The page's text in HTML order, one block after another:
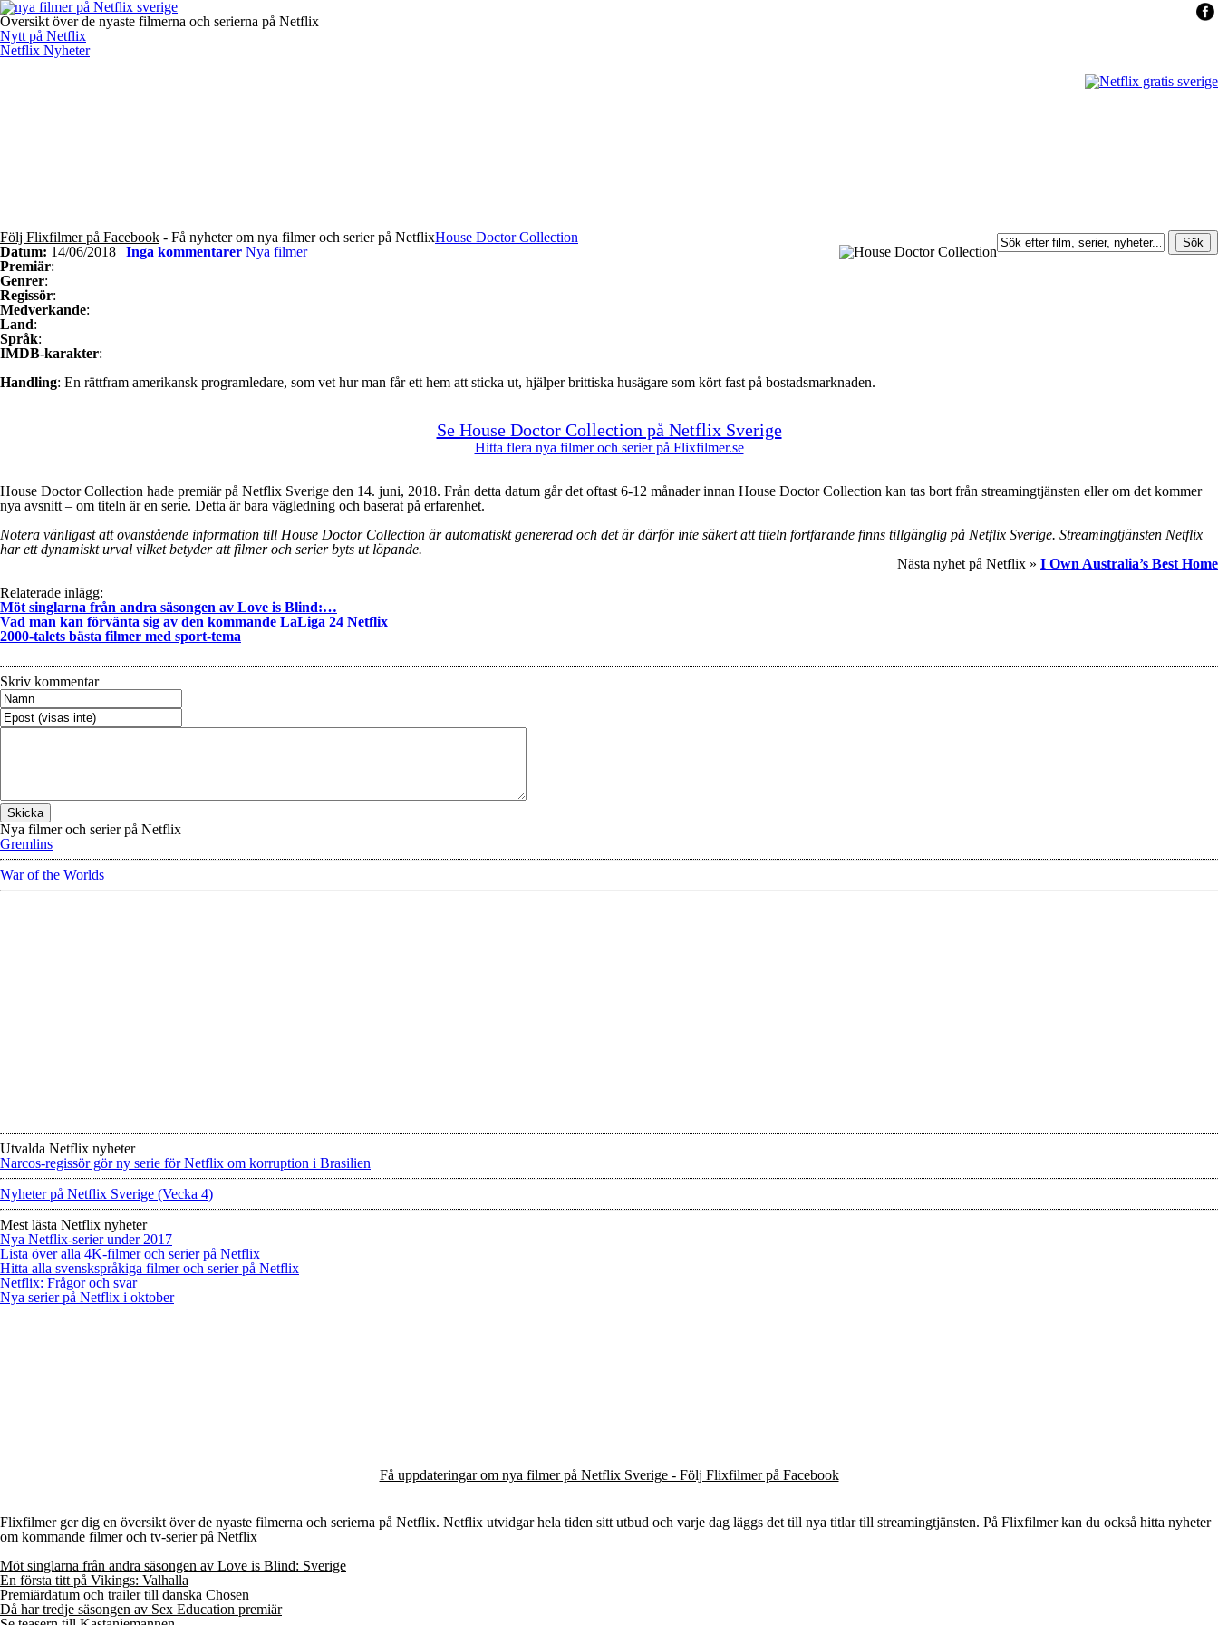
Översikt över de nyaste filmerna och serierna på Netflix
Nytt på Netflix
Netflix Nyheter
Följ Flixfilmer på Facebook - Få nyheter om nya filmer och serier på NetflixHouse Doctor Collection
Datum: 14/06/2018 | Inga kommentarer Nya filmer
Premiär:
Genrer:
Regissör:
Medverkande:
Land:
Språk:
IMDB-karakter:
Handling: En rättfram amerikansk programledare, som vet hur man får ett hem att sticka ut, hjälper brittiska husägare som kört fast på bostadsmarknaden.
Se House Doctor Collection på Netflix Sverige
Hitta flera nya filmer och serier på Flixfilmer.se
House Doctor Collection hade premiär på Netflix Sverige den 14. juni, 2018. Från detta datum går det oftast 6-12 månader innan House Doctor Collection kan tas bort från streamingtjänsten eller om det kommer
nya avsnitt – om titeln är en serie. Detta är bara vägledning och baserat på erfarenhet.
Notera vänligast att ovanstående information till House Doctor Collection är automatiskt genererad och det är därför inte säkert att titeln fortfarande finns tillgänglig på Netflix Sverige. Streamingtjänsten Netflix
har ett dynamiskt urval vilket betyder att filmer och serier byts ut löpande.
Nästa nyhet på Netflix » I Own Australia’s Best Home
Relaterade inlägg:
Möt singlarna från andra säsongen av Love is Blind:…
Vad man kan förvänta sig av den kommande LaLiga 24 Netflix
2000-talets bästa filmer med sport-tema
Skriv kommentar
Nya filmer och serier på Netflix
Gremlins
War of the Worlds
Utvalda Netflix nyheter
Narcos-regissör gör ny serie för Netflix om korruption i Brasilien
Nyheter på Netflix Sverige (Vecka 4)
Mest lästa Netflix nyheter
Nya Netflix-serier under 2017
Lista över alla 4K-filmer och serier på Netflix
Hitta alla svenskspråkiga filmer och serier på Netflix
Netflix: Frågor och svar
Nya serier på Netflix i oktober
Få uppdateringar om nya filmer på Netflix Sverige - Följ Flixfilmer på Facebook
Flixfilmer ger dig en översikt över de nyaste filmerna och serierna på Netflix. Netflix utvidgar hela tiden sitt utbud och varje dag läggs det till nya titlar till streamingtjänsten. På Flixfilmer kan du också hitta nyheter
om kommande filmer och tv-serier på Netflix
Möt singlarna från andra säsongen av Love is Blind: Sverige
En första titt på Vikings: Valhalla
Premiärdatum och trailer till danska Chosen
Då har tredje säsongen av Sex Education premiär